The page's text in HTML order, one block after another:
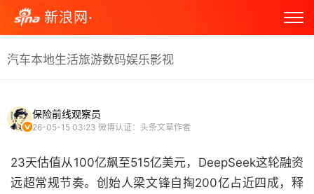
新浪网·
汽车本地生活旅游数码娱乐影视
保险前线观察员
26-05-15 03:23 微博认证：头条文章作者
23天估值从100亿飙至515亿美元，DeepSeek这轮融资
远超常规节奏。创始人梁文锋自掏200亿占近四成，释